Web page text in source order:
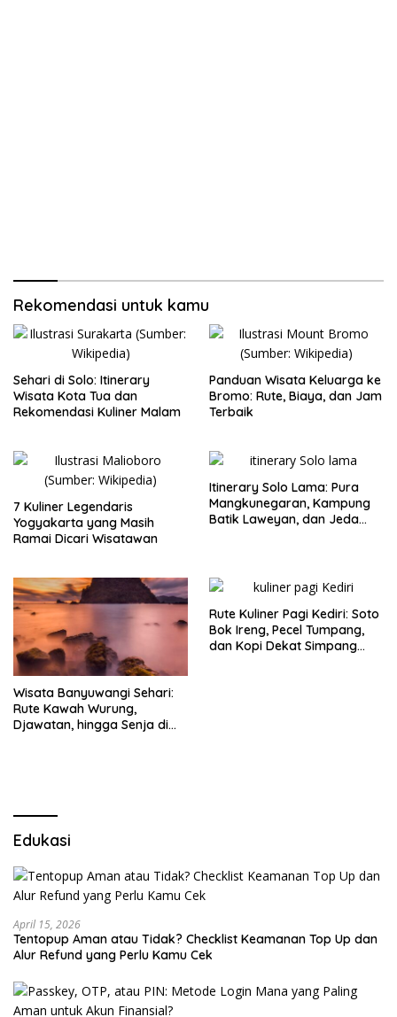
Rekomendasi untuk kamu
Sehari di Solo: Itinerary
Wisata Kota Tua dan
Rekomendasi Kuliner Malam
Panduan Wisata Keluarga ke
Bromo: Rute, Biaya, dan Jam
Terbaik
7 Kuliner Legendaris
Yogyakarta yang Masih
Ramai Dicari Wisatawan
Itinerary Solo Lama: Pura
Mangkunegaran, Kampung
Batik Laweyan, dan Jeda
Wisata Banyuwangi Sehari:
Rute Kawah Wurung,
Djawatan, hingga Senja di
Rute Kuliner Pagi Kediri: Soto
Bok Ireng, Pecel Tumpang,
dan Kopi Dekat Simpang
Edukasi
April 15, 2026
Tentopup Aman atau Tidak? Checklist Keamanan Top Up dan
Alur Refund yang Perlu Kamu Cek